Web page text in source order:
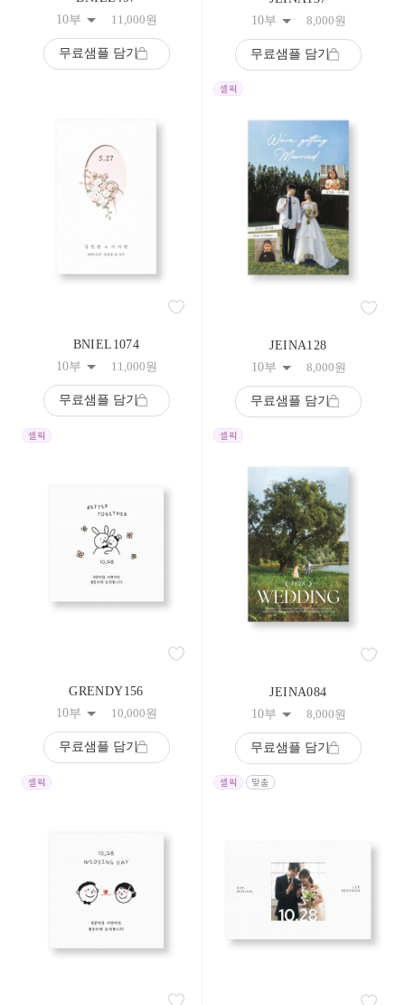
10부
11,000원
무료샘플 담기
10부
8,000원
무료샘플 담기
BNIEL1074
10부
11,000원
무료샘플 담기
JEINA128
10부
8,000원
무료샘플 담기
GRENDY156
10부
10,000원
무료샘플 담기
JEINA084
10부
8,000원
무료샘플 담기